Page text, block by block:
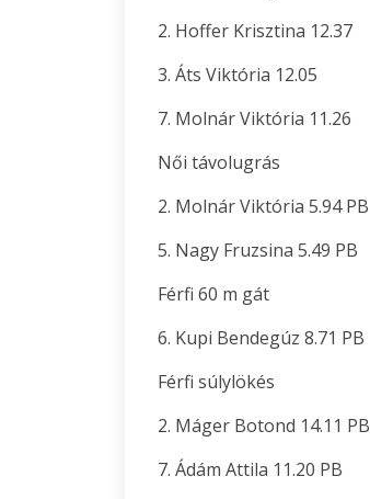
2. Hoffer Krisztina 12.37
3. Áts Viktória 12.05
7. Molnár Viktória 11.26
Női távolugrás
2. Molnár Viktória 5.94 PB
5. Nagy Fruzsina 5.49 PB
Férfi 60 m gát
6. Kupi Bendegúz 8.71 PB
Férfi súlylökés
2. Máger Botond 14.11 PB
7. Ádám Attila 11.20 PB